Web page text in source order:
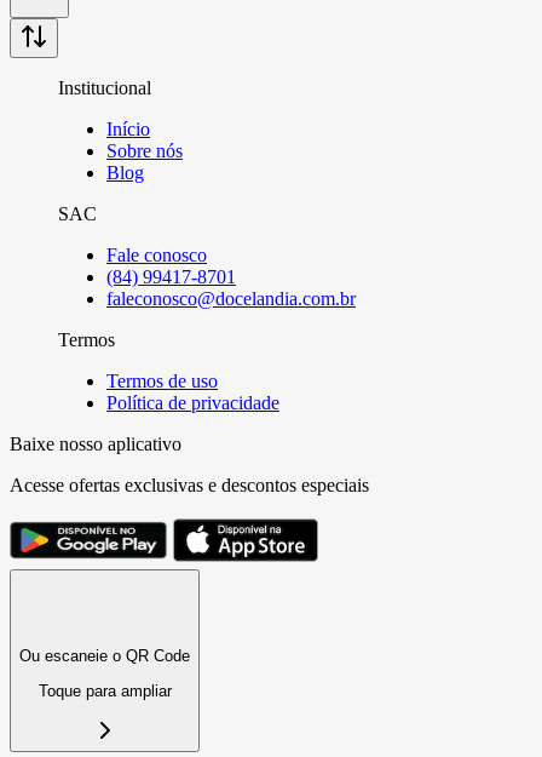
Institucional
Início
Sobre nós
Blog
SAC
Fale conosco
(84) 99417-8701
faleconosco@docelandia.com.br
Termos
Termos de uso
Política de privacidade
Baixe nosso aplicativo
Acesse ofertas exclusivas e descontos especiais
Ou escaneie o QR Code
Toque para ampliar